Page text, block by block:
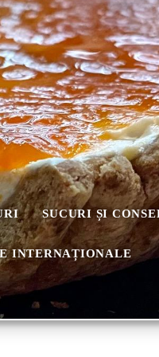
SUCURI ȘI
INTERNAȚIONALE